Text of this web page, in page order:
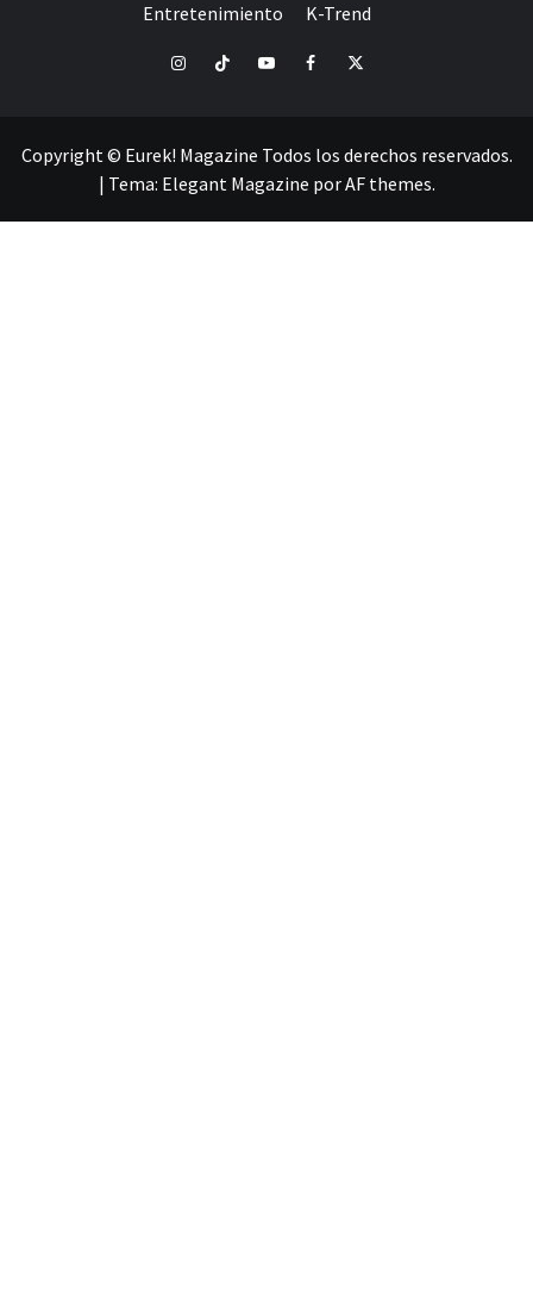
Entretenimiento K-Trend
InstagramTikTok YouTubeFacebookTwitter
Copyright © Eurek! Magazine Todos los derechos reservados.
| Tema: Elegant Magazine porAF themes.